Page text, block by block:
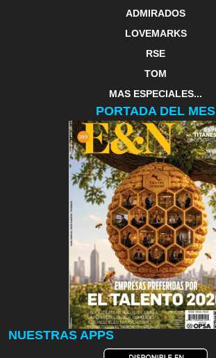
ADMIRADOS
LOVEMARKS
RSE
TOM
MAS ESPECIALES...
PORTADA DEL MES
NUESTRAS APPS